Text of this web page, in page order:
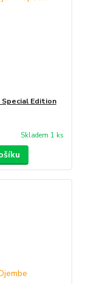
Special Edition
Skladem 1 ks